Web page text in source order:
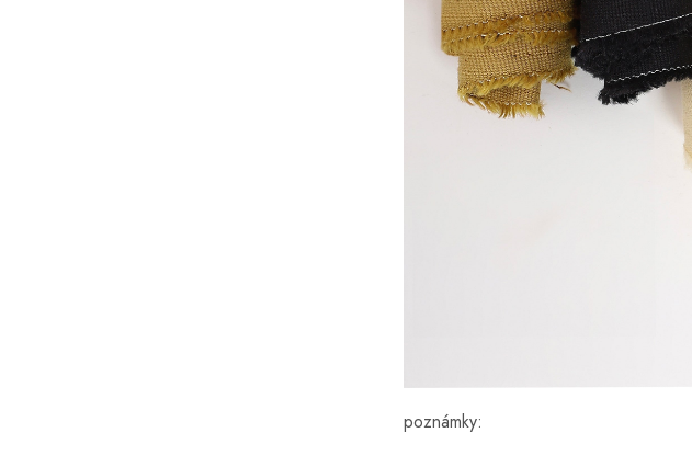
poznámky: